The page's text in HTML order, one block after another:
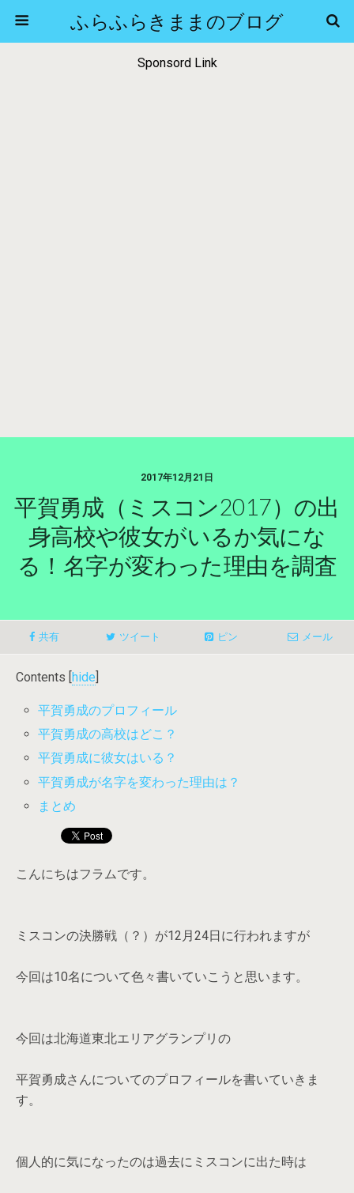
ふらふらきままのブログ
Sponsord Link
2017年12月21日
平賀勇成（ミスコン2017）の出
身高校や彼女がいるか気にな
る！名字が変わった理由を調査
共有 ツイート ピン メール
Contents [hide]
平賀勇成のプロフィール
平賀勇成の高校はどこ？
平賀勇成に彼女はいる？
平賀勇成が名字を変わった理由は？
まとめ
こんにちはフラムです。
ミスコンの決勝戦（？）が12月24日に行われますが
今回は10名について色々書いていこうと思います。
今回は北海道東北エリアグランプリの
平賀勇成さんについてのプロフィールを書いていきま
す。
個人的に気になったのは過去にミスコンに出た時は